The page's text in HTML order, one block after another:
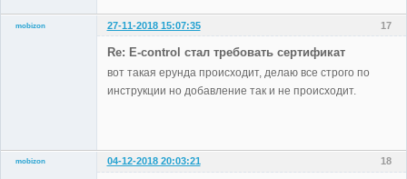
17
mobizon
27-11-2018 15:07:35
Re: E-control стал требовать сертификат
вот такая ерунда происходит, делаю все строго по
инструкции но добавление так и не происходит.
18
mobizon
04-12-2018 20:03:21